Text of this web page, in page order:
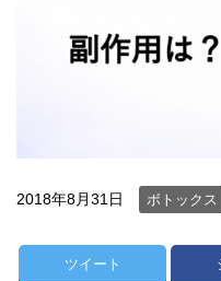
2018年8月31日 ボトックス
ツイート